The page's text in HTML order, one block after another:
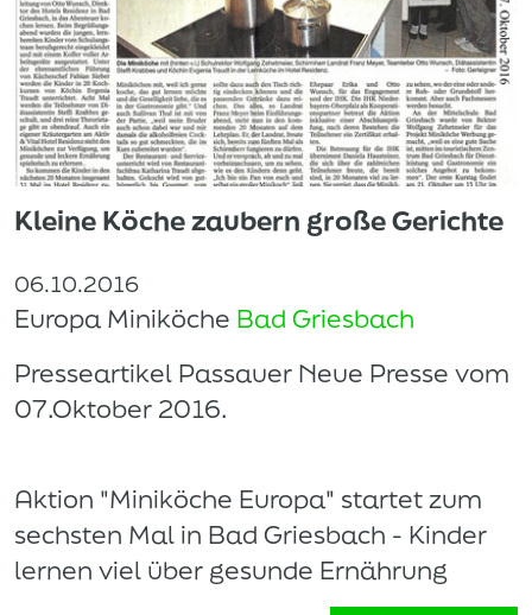
Kleine Köche zaubern große Gerichte
06.10.2016
Europa Miniköche Bad Griesbach
Presseartikel Passauer Neue Presse vom
07.Oktober 2016.
Aktion "Miniköche Europa" startet zum
sechsten Mal in Bad Griesbach - Kinder
lernen viel über gesunde Ernährung